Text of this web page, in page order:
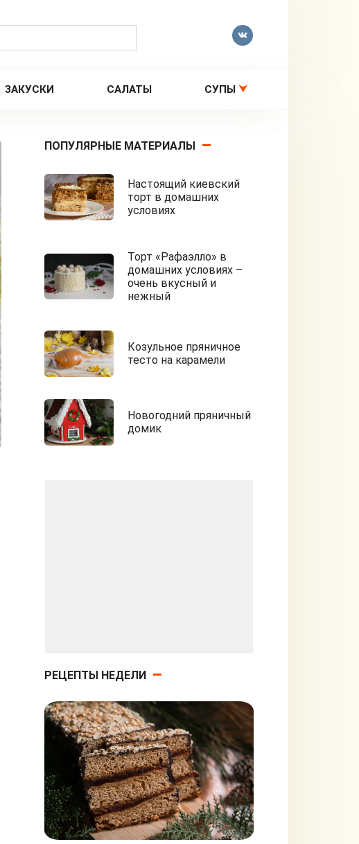
ЗАКУСКИ САЛАТЫ СУПЫ
ПОПУЛЯРНЫЕ МАТЕРИАЛЫ
Настоящий киевский
торт в домашних
условиях
Торт «Рафаэлло» в
домашних условиях –
очень вкусный и
нежный
Козульное пряничное
тесто на карамели
Новогодний пряничный
домик
РЕЦЕПТЫ НЕДЕЛИ